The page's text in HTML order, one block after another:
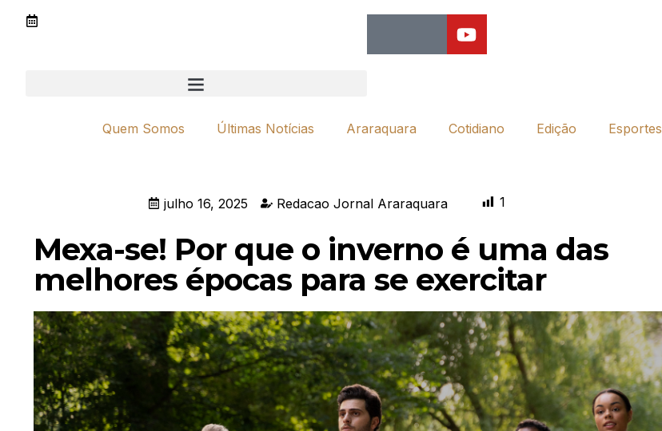
Quem Somos Últimas Notícias Araraquara Cotidiano Edição Esportes
julho 16, 2025 Redacao Jornal Araraquara 1
Mexa-se! Por que o inverno é uma das
melhores épocas para se exercitar